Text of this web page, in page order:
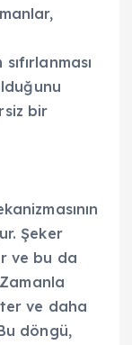
bir
Şeker
ve bu da
ve daha
döngü,